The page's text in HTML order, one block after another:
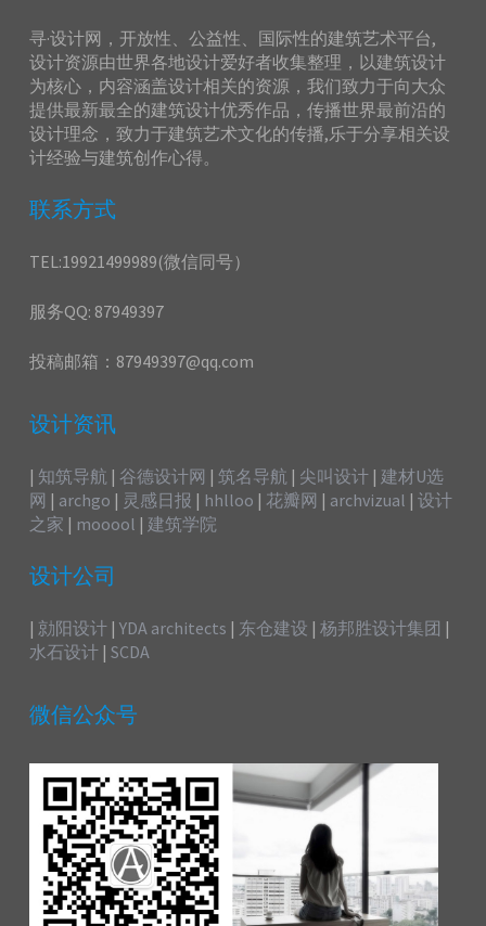
寻·设计网，开放性、公益性、国际性的建筑艺术平台,
设计资源由世界各地设计爱好者收集整理，以建筑设计
为核心，内容涵盖设计相关的资源，我们致力于向大众
提供最新最全的建筑设计优秀作品，传播世界最前沿的
设计理念，致力于建筑艺术文化的传播,乐于分享相关设
计经验与建筑创作心得。
联系方式
TEL:19921499989(微信同号）
服务QQ: 87949397
投稿邮箱：87949397@qq.com
设计资讯
| 知筑导航 | 谷德设计网 | 筑名导航 | 尖叫设计 | 建材U选
网 | archgo | 灵感日报 | hhlloo | 花瓣网 | archvizual |设计
之家 | mooool | 建筑学院
设计公司
| 勍阳设计 |YDA architects | 东仓建设 |杨邦胜设计集团 |
水石设计 |SCDA
微信公众号